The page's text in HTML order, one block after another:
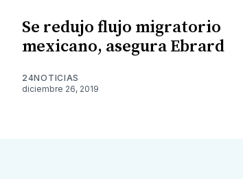
Se redujo flujo migratorio
mexicano, asegura Ebrard
24NOTICIAS
diciembre 26, 2019